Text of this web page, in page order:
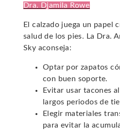
Dra. Djamila Rowe
El calzado juega un papel
salud de los pies. La Dra.
Sky aconseja:
Optar por zapatos
con buen soporte.
Evitar usar tacones
largos periodos de
Elegir materiales
para evitar la